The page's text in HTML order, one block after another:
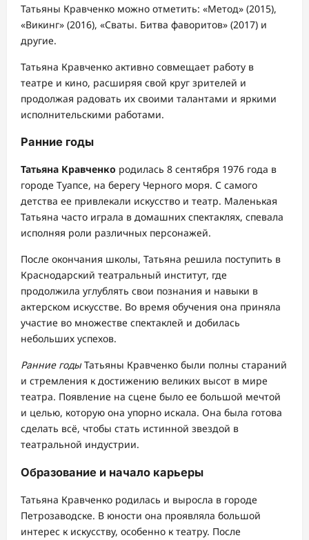
Татьяны Кравченко можно отметить: «Метод» (2015),
«Викинг» (2016), «Сваты. Битва фаворитов» (2017) и
другие.
Татьяна Кравченко активно совмещает работу в
театре и кино, расширяя свой круг зрителей и
продолжая радовать их своими талантами и яркими
исполнительскими работами.
Ранние годы
Татьяна Кравченко родилась 8 сентября 1976 года в
городе Туапсе, на берегу Черного моря. С самого
детства ее привлекали искусство и театр. Маленькая
Татьяна часто играла в домашних спектаклях, спевала
исполняя роли различных персонажей.
После окончания школы, Татьяна решила поступить в
Краснодарский театральный институт, где
продолжила углублять свои познания и навыки в
актерском искусстве. Во время обучения она приняла
участие во множестве спектаклей и добилась
небольших успехов.
Ранние годыТатьяны Кравченко были полны стараний
и стремления к достижению великих высот в мире
театра. Появление на сцене было ее большой мечтой
и целью, которую она упорно искала. Она была готова
сделать всё, чтобы стать истинной звездой в
театральной индустрии.
Образование и начало карьеры
Татьяна Кравченко родилась и выросла в городе
Петрозаводске. В юности она проявляла большой
интерес к искусству, особенно к театру. После